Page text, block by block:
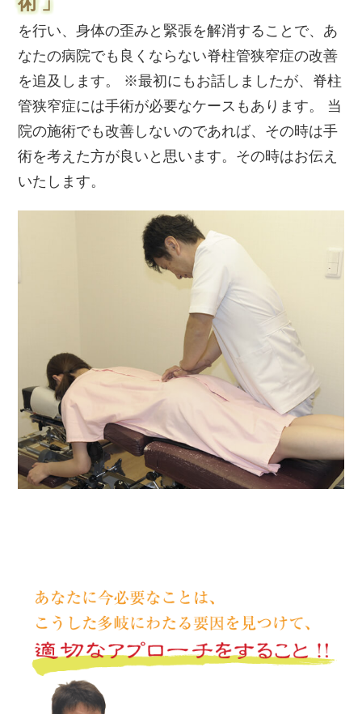
を行い、身体の歪みと緊張を解消することで、あ
なたの病院でも良くならない脊柱管狭窄症の改善
を追及します。 ※最初にもお話しましたが、脊柱
管狭窄症には手術が必要なケースもあります。 当
院の施術でも改善しないのであれば、その時は手
術を考えた方が良いと思います。その時はお伝え
いたします。